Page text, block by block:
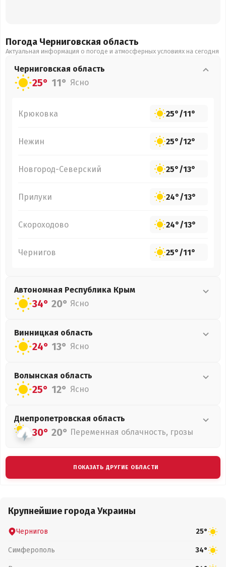
Погода Черниговская область
Актуальная информация о погоде и атмосферных условиях на сегодня
Черниговская область
25° 11° Ясно
Крюковка 25°/11°
Нежин 25°/12°
Новгород-Северский 25°/13°
Прилуки 24°/13°
Скороходово 24°/13°
Чернигов 25°/11°
Автономная Республика Крым
34° 20° Ясно
Винницкая область
24° 13° Ясно
Волынская область
25° 12° Ясно
Днепропетровская область
30° 20° Переменная облачность, грозы
ПОКАЗАТЬ ДРУГИЕ ОБЛАСТИ
Крупнейшие города Украины
Чернигов 25°
Симферополь 34°